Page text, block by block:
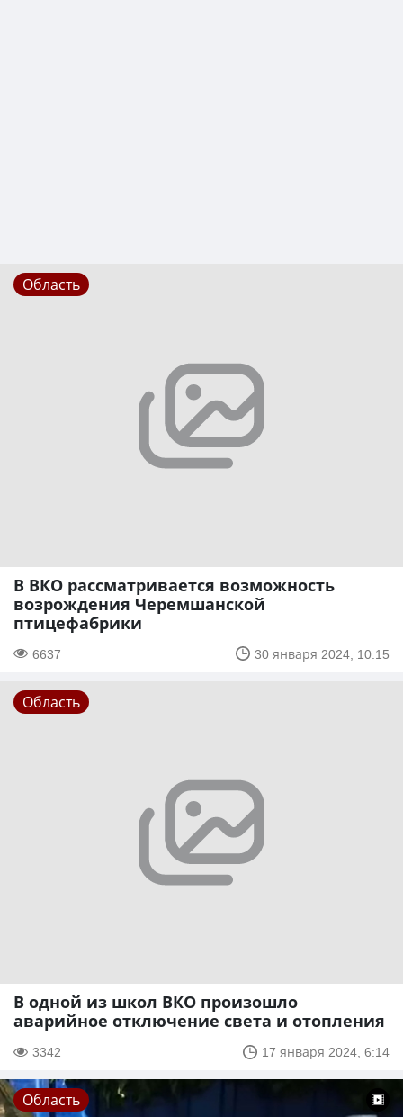
Область
В ВКО рассматривается возможность
возрождения Черемшанской
птицефабрики
6637 30 января 2024, 10:15
Область
В одной из школ ВКО произошло
аварийное отключение света и отопления
3342 17 января 2024, 6:14
Область